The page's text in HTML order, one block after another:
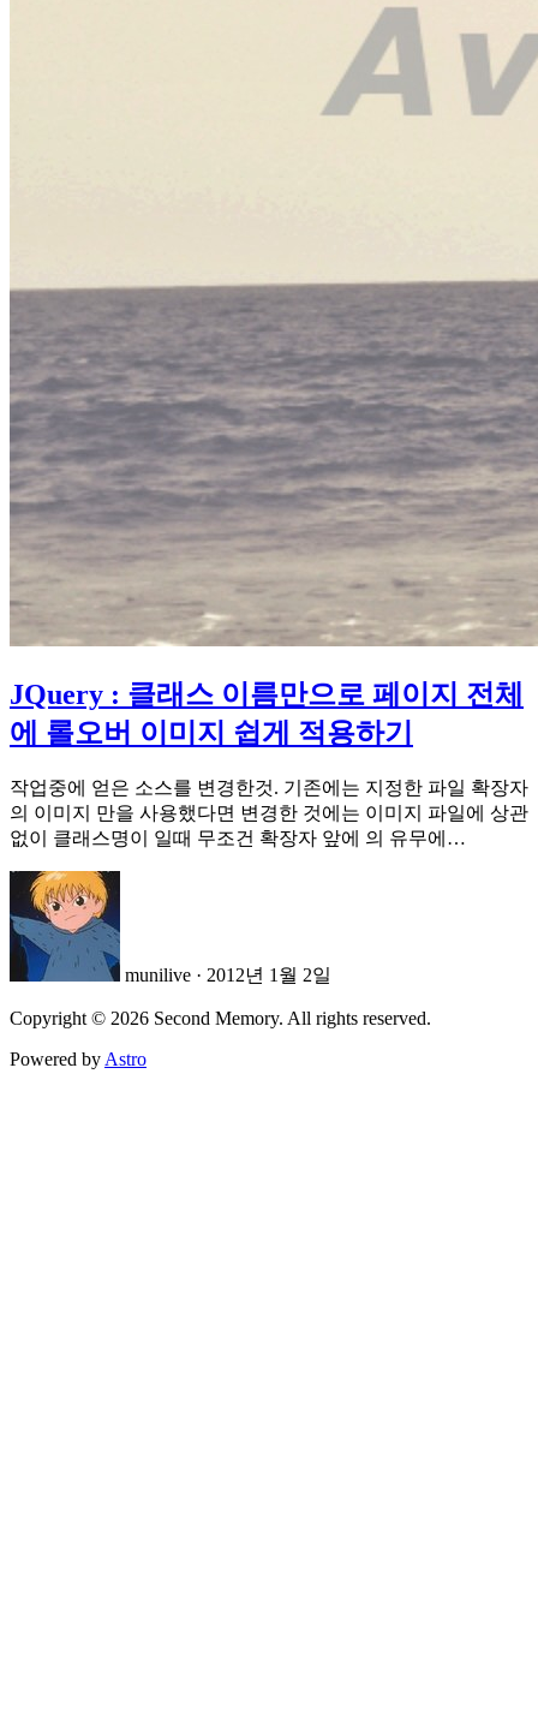
JQuery : 클래스 이름만으로 페이지 전체
에 롤오버 이미지 쉽게 적용하기
작업중에 얻은 소스를 변경한것. 기존에는 지정한 파일 확장자
의 이미지 만을 사용했다면 변경한 것에는 이미지 파일에 상관
없이 클래스명이 일때 무조건 확장자 앞에 의 유무에…
munilive · 2012년 1월 2일
Copyright © 2026 Second Memory. All rights reserved.
Powered by Astro